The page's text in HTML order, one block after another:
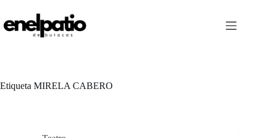
contenido
Etiqueta MIRELA CABERO